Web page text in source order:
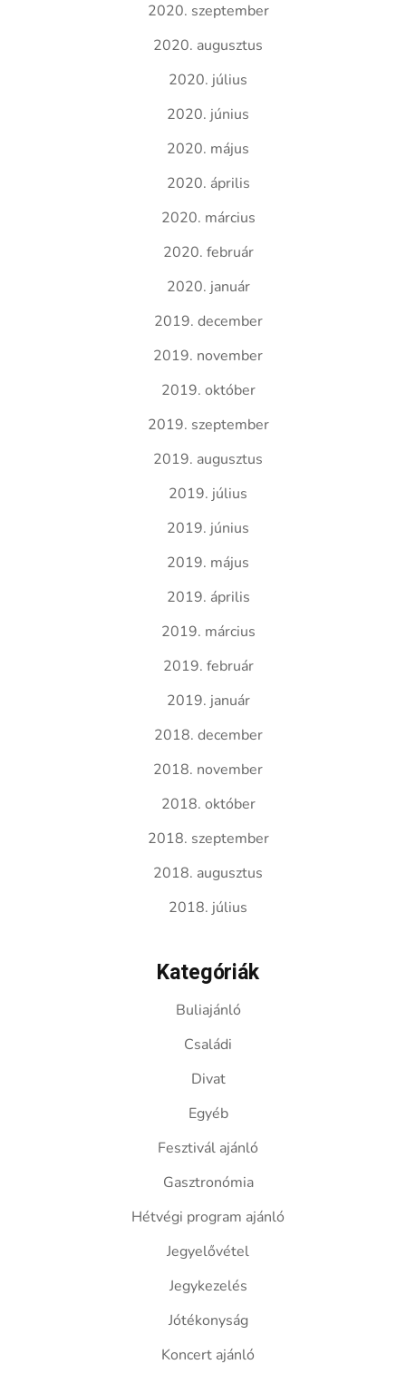
2020. szeptember
2020. augusztus
2020. július
2020. június
2020. május
2020. április
2020. március
2020. február
2020. január
2019. december
2019. november
2019. október
2019. szeptember
2019. augusztus
2019. július
2019. június
2019. május
2019. április
2019. március
2019. február
2019. január
2018. december
2018. november
2018. október
2018. szeptember
2018. augusztus
2018. július
Kategóriák
Buliajánló
Családi
Divat
Egyéb
Fesztivál ajánló
Gasztronómia
Hétvégi program ajánló
Jegyelővétel
Jegykezelés
Jótékonyság
Koncert ajánló